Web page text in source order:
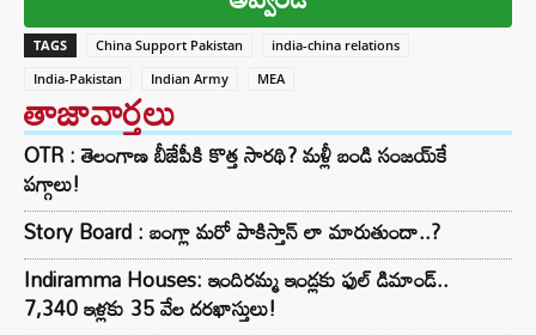
TAGS China Support Pakistan
india-china relations
India-Pakistan
Indian Army MEA
తాజావార్తలు
OTR : తెలంగాణ బీజేపీకి కొత్త సారథి? మళ్లీ బండి సంజయ్‌కే
పగ్గాలు!
Story Board : బంగ్లా మరో పాకిస్తాన్ లా మారుతుందా..?
Indiramma Houses: ఇందిరమ్మ ఇండ్లకు ఫుల్ డిమాండ్..
7,340 ఇళ్లకు 35 వేల దరఖాస్తులు!